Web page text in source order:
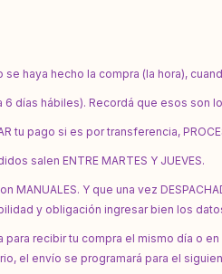
haya hecho la compra (la hora),
días hábiles). Recordá que esos son los
tu pago si es por transferencia,
salen ENTRE MARTES Y JUEVES.
MANUALES. Y que una vez
y obligación ingresar bien los
recibir tu compra el mismo día o
el envío se programará para el